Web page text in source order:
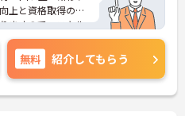
上と資格取得のサ
ますので、スキル
すべての働く方が
を提供すべく、
おります。
もご相談可能で
無料 紹介してもらう